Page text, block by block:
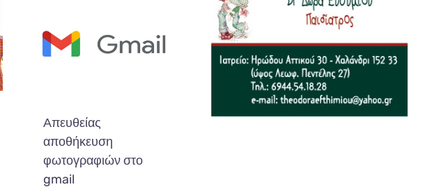
Απευθείας
αποθήκευση
φωτογραφιών στο
gmail